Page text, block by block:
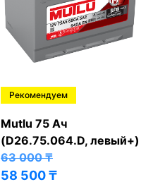
Рекомендуем
Mutlu 75 Ач
(D26.75.064.D, левый+)
63 000₸
58 500₸